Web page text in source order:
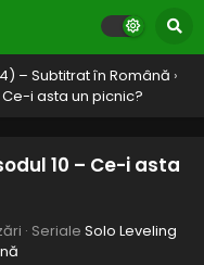
– Subtitrat în Română ›
Ce-i asta un picnic?
10 – Ce-i asta
· Seriale Solo Leveling